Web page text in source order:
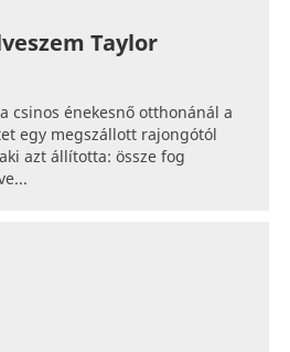
Taylor
csinos énekesnő otthonánál a
egy megszállott rajongótól
azt állította: össze fog